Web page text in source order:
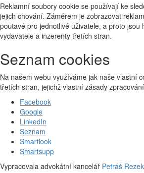
Reklamní soubory cookie se používají ke
jejich chování. Záměrem je zobrazovat
poutavé pro jednotlivé uživatele, a proto jsou
vydavatele a inzerenty třetích stran.
Seznam cookies
Na našem webu využíváme jak naše vlastní
třetích stran, jejichž vlastní zásady
Facebook
Google
LinkedIn
Seznam
Smartlook
Smartsupp
Vypracovala advokátní kancelář Petráš Rezek